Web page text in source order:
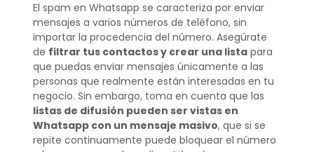
El spam en Whatsapp se caracteriza por enviar
mensajes a varios números de teléfono, sin
importar la procedencia del número. Asegúrate
de filtrar tus contactos y crear una listapara
que puedas enviar mensajes únicamente a las
personas que realmente están interesadas en tu
negocio. Sin embargo, toma en cuenta que las
listas de difusión pueden ser vistas en
Whatsapp con un mensaje masivo, que si se
repite continuamente puede bloquear el número